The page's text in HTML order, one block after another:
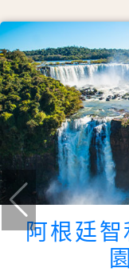
阿根廷